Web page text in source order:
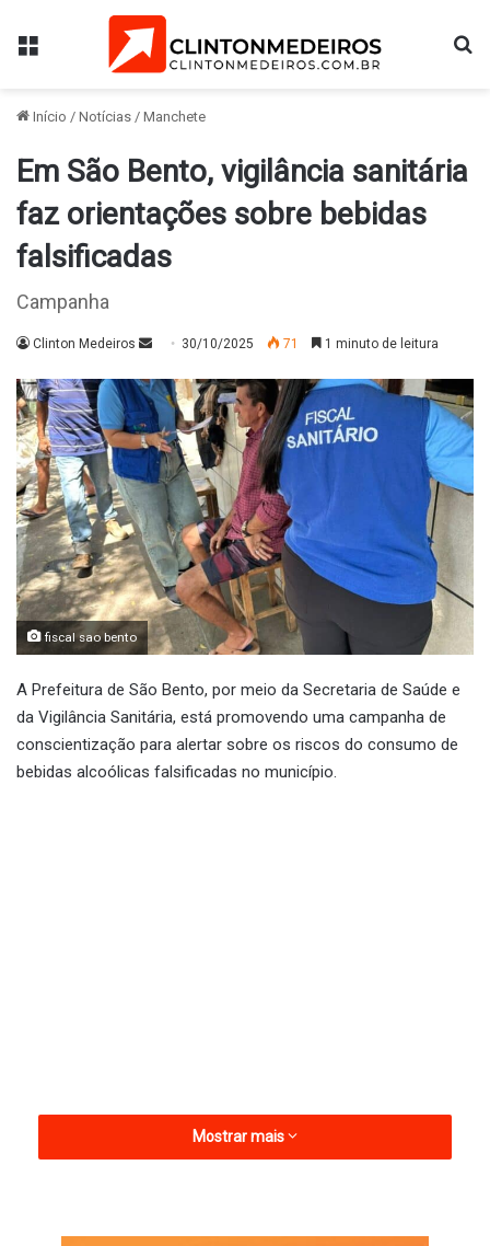
Menu
Início / Notícias / Manchete
Em São Bento, vigilância sanitária
faz orientações sobre bebidas
falsificadas
Campanha
Clinton Medeiros
Mande
e-
mail
30/10/2025 71 1 minuto de leitura
fiscal sao bento
A Prefeitura de São Bento, por meio da Secretaria de Saúde e
da Vigilância Sanitária, está promovendo uma campanha de
conscientização para alertar sobre os riscos do consumo de
bebidas alcoólicas falsificadas no município.
Mostrar mais